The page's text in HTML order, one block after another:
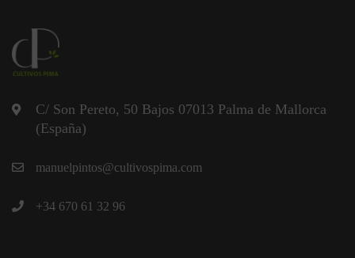
C/ Son Pereto, 50 Bajos 07013 Palma de Mallorca
(España)
manuelpintos@cultivospima.com
+34 670 61 32 96